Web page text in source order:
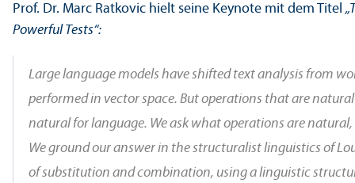
Prof. Dr. Marc Ratkovic hielt seine Keynote mit dem Titel
Powerful Tests“:
Large language models have shifted text analysis from
performed in vector space. But operations that are
natural for language. We ask what operations are
We ground our answer in the structuralist linguistics of
of substitution and combination, using a linguistic